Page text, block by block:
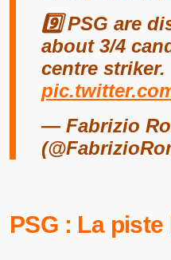
9️⃣ PSG are
about 3/4
centre striker.
— Fabrizio
PSG : La piste